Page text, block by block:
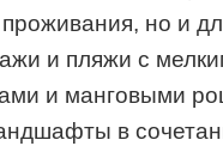
но и
и пляжи с
и манговыми
в